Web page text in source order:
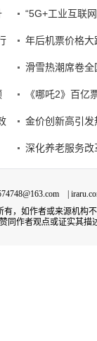
“5G+工业互联
年后机票价格
滑雪热潮席卷
《哪吒2》百亿
金价创新高引
深化养老服务
|
，如作者或来源机
同作者观点或证实其